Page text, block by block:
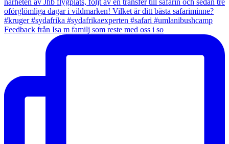
Feedback från Isa m familj som reste med oss i so